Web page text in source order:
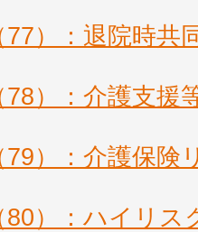
）：退院時共
）：介護支援
79）：介護保険
80）：ハイリ